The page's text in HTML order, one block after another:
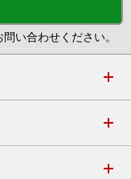
い合わせください。